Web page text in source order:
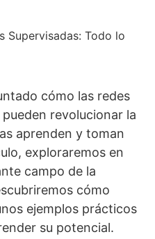
Supervisadas: Todo lo
cómo las redes
revolucionar la
aprenden y toman
exploraremos en
campo de la
cómo
ejemplos prácticos
su potencial.